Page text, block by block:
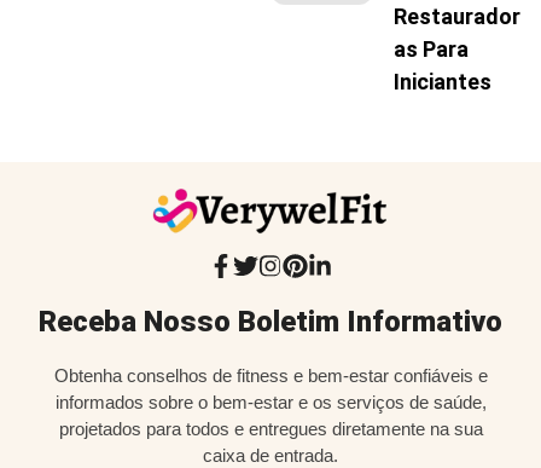
Restaurador
As Para
Iniciantes
Receba Nosso Boletim Informativo
Obtenha conselhos de fitness e bem-estar confiáveis e
informados sobre o bem-estar e os serviços de saúde,
projetados para todos e entregues diretamente na sua
caixa de entrada.